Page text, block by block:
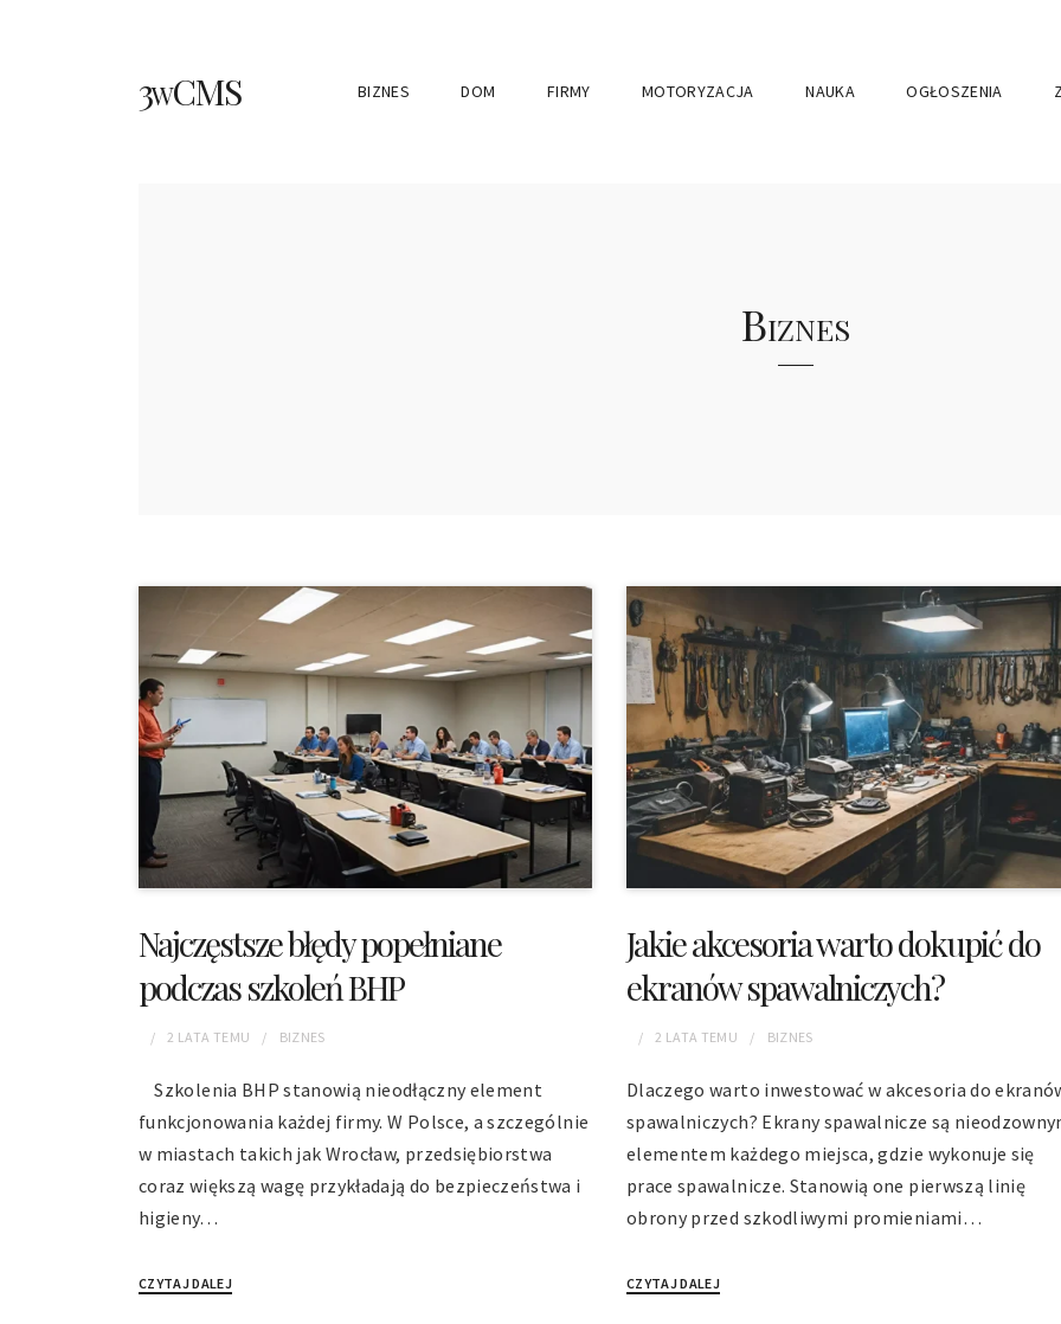
3wCMS BIZNES DOM FIRMY MOTORYZACJA NAUKA OGŁOSZENIA
Biznes
Najczęstsze błędy popełniane
podczas szkoleń BHP
2 LATA TEMU BIZNES
Szkolenia BHP stanowią nieodłączny element
funkcjonowania każdej firmy. W Polsce, a szczególnie
w miastach takich jak Wrocław, przedsiębiorstwa
coraz większą wagę przykładają do bezpieczeństwa i
higieny…
CZYTAJ DALEJ
Jakie akcesoria warto dokupić do
ekranów spawalniczych?
2 LATA TEMU BIZNES
Dlaczego warto inwestować w akcesoria do
spawalniczych? Ekrany spawalnicze są
elementem każdego miejsca, gdzie wykonuje się
prace spawalnicze. Stanowią one pierwszą linię
obrony przed szkodliwymi promieniami…
CZYTAJ DALEJ